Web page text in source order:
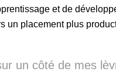
et de
un placement plus
un côté de mes